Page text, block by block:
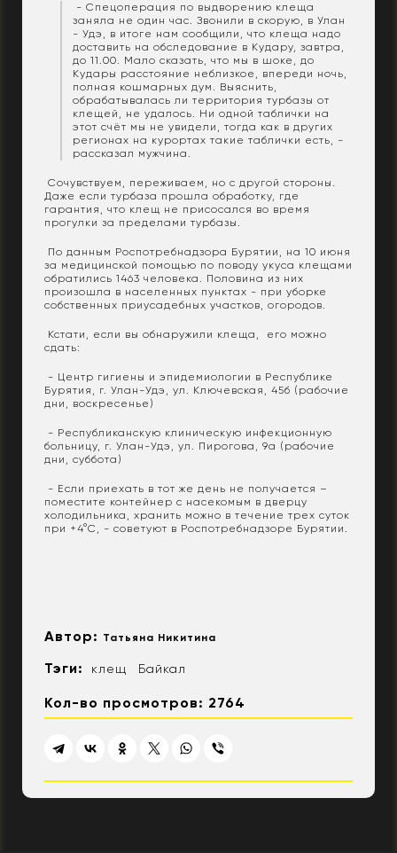
- Спецоперация по выдворению клеща
заняла не один час. Звонили в скорую, в Улан
- Удэ, в итоге нам сообщили, что клеща надо
доставить на обследование в Кудару, завтра,
до 11.00. Мало сказать, что мы в шоке, до
Кудары расстояние неблизкое, впереди ночь,
полная кошмарных дум. Выяснить,
обрабатывалась ли территория турбазы от
клещей, не удалось. Ни одной таблички на
этот счёт мы не увидели, тогда как в других
регионах на курортах такие таблички есть, -
рассказал мужчина.
Сочувствуем, переживаем, но с другой стороны.
Даже если турбаза прошла обработку, где
гарантия, что клещ не присосался во время
прогулки за пределами турбазы.
По данным Роспотребнадзора Бурятии, на 10 июня
за медицинской помощью по поводу укуса клещами
обратились 1463 человека. Половина из них
произошла в населенных пунктах - при уборке
собственных приусадебных участков, огородов.
Кстати, если вы обнаружили клеща, его можно
сдать:
- Центр гигиены и эпидемиологии в Республике
Бурятия, г. Улан-Удэ, ул. Ключевская, 45б (рабочие
дни, воскресенье)
- Республиканскую клиническую инфекционную
больницу, г. Улан-Удэ, ул. Пирогова, 9а (рабочие
дни, суббота)
- Если приехать в тот же день не получается –
поместите контейнер с насекомым в дверцу
холодильника, хранить можно в течение трех суток
при +4°С, - советуют в Роспотребнадзоре Бурятии.
Автор: Татьяна Никитина
Тэги: клещ Байкал
Кол-во просмотров: 2764